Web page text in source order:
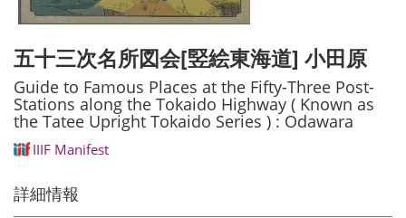
五十三次名所図会[竪絵東海道] 小田原
Guide to Famous Places at the Fifty-Three Post-
Stations along the Tokaido Highway ( Known as
the Tatee Upright Tokaido Series ) : Odawara
IIIF Manifest
詳細情報